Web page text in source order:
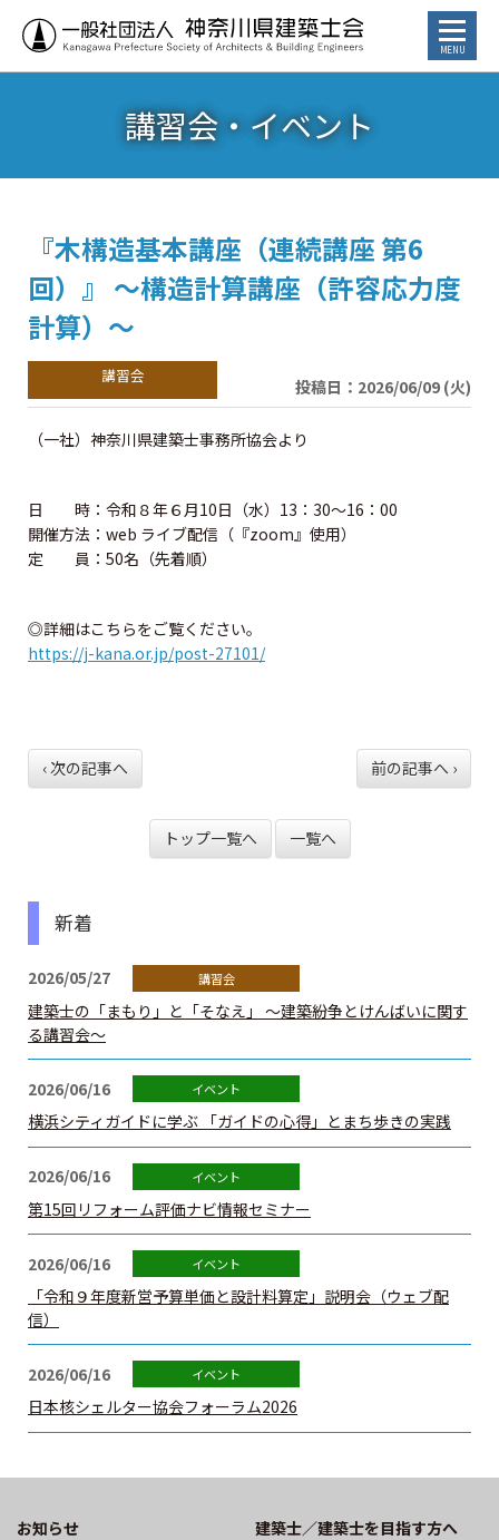
お知らせ
トピックス
講習会・イベント
⾏政からのお知らせ
カレンダー
建築士／建築士を目指す方へ
資格試験情報
⼀級建築⼠試験について
二級・木造建築士の諸手続
二級・木造免許の各手続
法定講習
建築士定期講習
建築士会を利用する
書籍等の購⼊
⽀部・委員会
関連団体
建築士を探そう
講習会・イベント
『木構造基本講座（連続講座 第6
回）』 ～構造計算講座（許容応力度
計算）～
投稿日：2026/06/09 (火)
（一社）神奈川県建築士事務所協会より
日 時：令和８年６月10日（水）13：30～16：00
開催方法：web ライブ配信（『zoom』使用）
定 員：50名（先着順）
◎詳細はこちらをご覧ください。
https://j-kana.or.jp/post-27101/
‹ 次の記事へ 前の記事へ ›
トップ一覧へ 一覧へ
新着
2026/05/27
建築士の「まもり」と「そなえ」 ～建築紛争とけんばいに関す
る講習会～
2026/06/16
横浜シティガイドに学ぶ 「ガイドの心得」とまち歩きの実践
2026/06/16
第15回リフォーム評価ナビ情報セミナー
2026/06/16
「令和９年度新営予算単価と設計料算定」説明会（ウェブ配
信）
2026/06/16
日本核シェルター協会フォーラム2026
お知らせ
建築士／建築士を目指す方へ